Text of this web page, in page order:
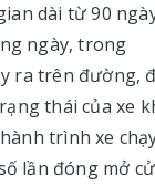
dài từ 90
ngày, trong
ra trên đường,
thái của xe
trình xe
lần đóng mở